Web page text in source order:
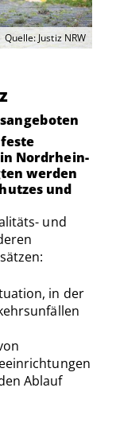
Quelle: Justiz NRW
Nordrhein-
werden
und
und
in der
Ablauf